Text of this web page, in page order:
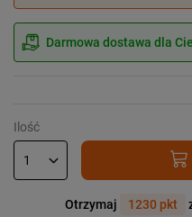
Darmowa dostawa dla
Ilość
Otrzymaj 1230 pkt